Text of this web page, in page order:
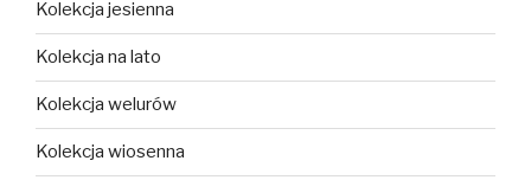
Kolekcja jesienna
Kolekcja na lato
Kolekcja welurów
Kolekcja wiosenna